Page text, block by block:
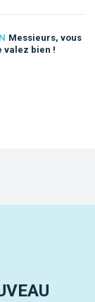
Messieurs, vous
valez bien !